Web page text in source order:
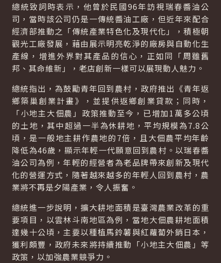
總統致詞時表示，他曾於民國96年訪視瑞春醬油公
司，當時該公司仍是一傳統醬油工廠，但近年來配合
經濟部推動之「傳統產業特色化及現代化」，積極朝
觀光工廠發展，藉由展示明亮乾淨的廠房與自動化生
產線，增進外界對其產品的信心，正如同「周雖舊
邦、其命維新」，老店創新一樣可以展現動人魅力。
總統指出，為鼓勵青年回到農村，政府推出《青年返
鄉築巢創業計畫》，並提供返鄉創業貸款；同時，
「小地主大佃農」政策推動至今，已增加1萬多公頃
的土地，其中超過一半為休耕地，平均規模為7.8公
頃，是一般地主耕作農地的7倍，且大佃農平均年齡
降低為46歲，顯示年輕一代願意回到農村。以瑞春醬
油公司為例，年輕的經營者為老品牌帶來創新及現代
化的營運方式，隨著越來越多的年輕人回到農村，農
業將不再是夕陽產業，令人振奮。
總統進一步說明，擴大耕地面積是臺灣農業改革的重
要項目，以雲林斗南地區為例，當地大佃農耕地面積
達幾十公頃，主要以種植馬鈴薯與紅蘿蔔外銷日本，
獲利頗豐，政府未來將持續推動「小地主大佃農」等
政策，以加強農業競爭力。